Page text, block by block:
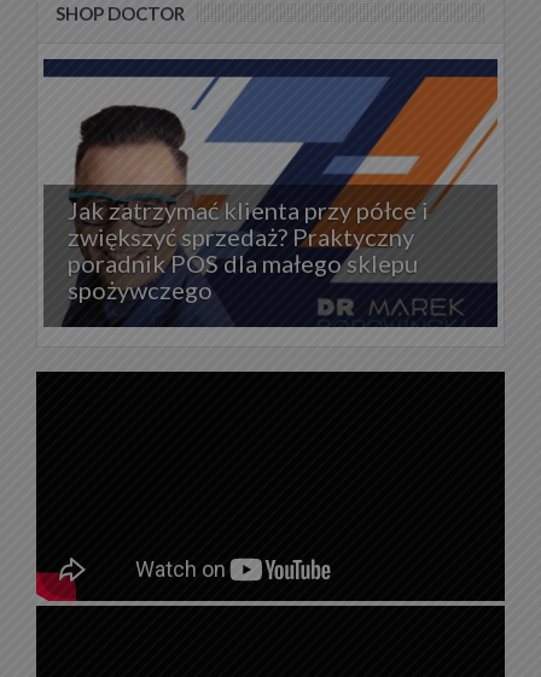
SHOP DOCTOR
Jak zatrzymać klienta przy półce i
zwiększyć sprzedaż? Praktyczny
poradnik POS dla małego sklepu
spożywczego